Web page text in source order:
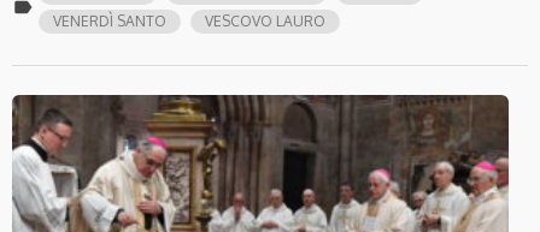
label
VENERDÌ SANTO
VESCOVO LAURO